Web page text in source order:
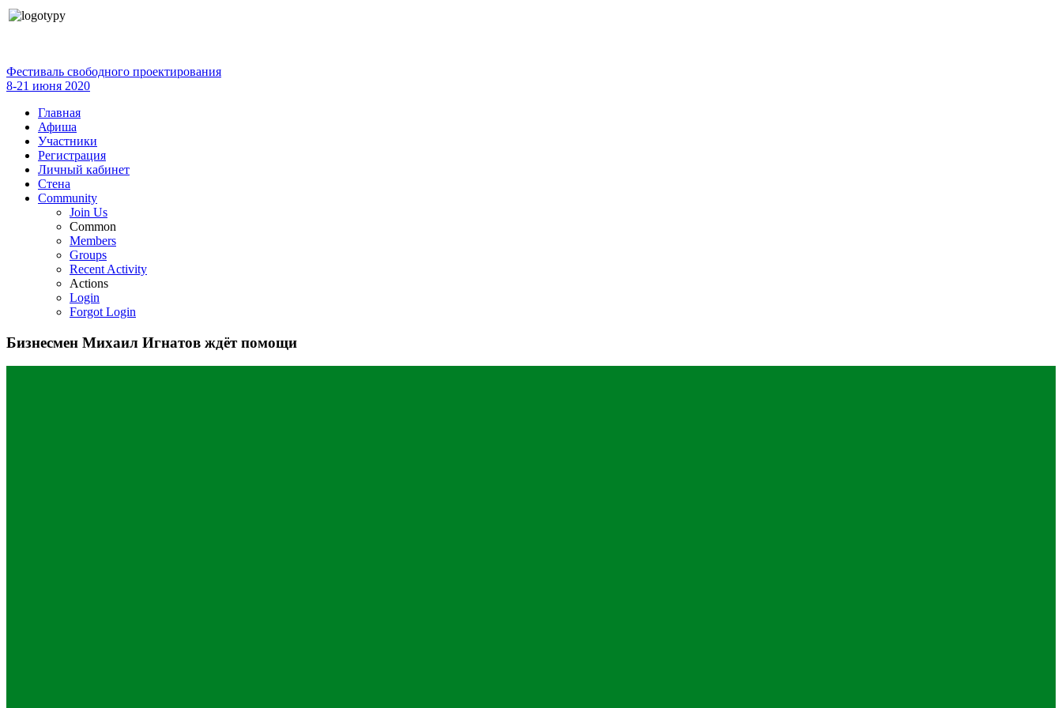
Фестиваль свободного проектирования
8-21 июня 2020
Главная
Афиша
Участники
Регистрация
Личный кабинет
Стена
Community
Join Us
Common
Members
Groups
Recent Activity
Actions
Login
Forgot Login
Бизнесмен Михаил Игнатов ждёт помощи